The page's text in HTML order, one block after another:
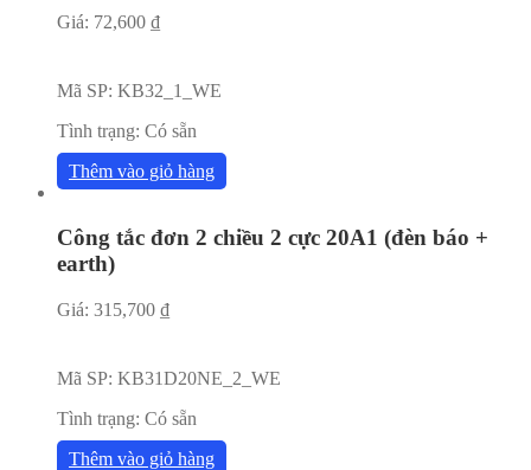
Giá: 72,600 ₫
Mã SP: KB32_1_WE
Tình trạng: Có sẵn
Thêm vào giỏ hàng
Công tắc đơn 2 chiều 2 cực 20A1 (đèn báo +
earth)
Giá: 315,700 ₫
Mã SP: KB31D20NE_2_WE
Tình trạng: Có sẵn
Thêm vào giỏ hàng